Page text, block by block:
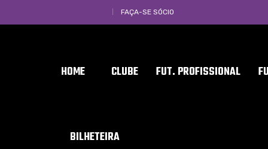
FAÇA-SE SÓCIO
HOME CLUBE FUT. PROFISSIONAL
BILHETEIRA